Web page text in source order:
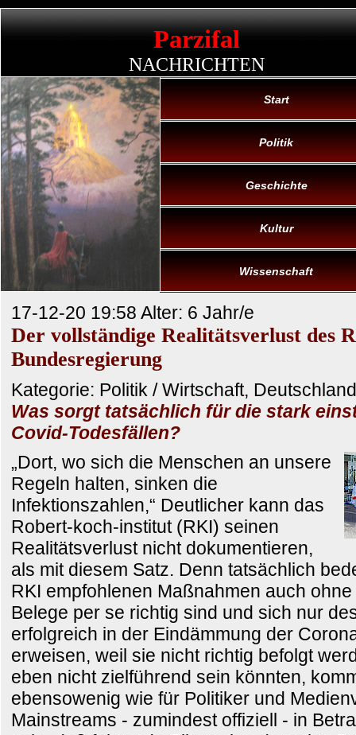
Parzifal
NACHRICHTEN
Start
Politik
Geschichte
Kultur
Wissenschaft
17-12-20 19:58 Alter: 6 Jahr/e
Der vollständige Realitätsverlust des
Bundesregierung
Kategorie: Politik / Wirtschaft,
Was sorgt tatsächlich für die stark
Covid-Todesfällen?
„Dort, wo sich die Menschen an unsere
Regeln halten, sinken die
Infektionszahlen,“ Deutlicher kann das
Robert-koch-institut (RKI) seinen
Realitätsverlust nicht dokumentieren,
als mit diesem Satz. Denn tatsächlich
RKI empfohlenen Maßnahmen auch
Belege per se richtig sind und sich nur
erfolgreich in der Eindämmung der
erweisen, weil sie nicht richtig befolgt
eben nicht zielführend sein könnten,
ebensowenig wie für Politiker und
Mainstreams - zumindest offiziell - in